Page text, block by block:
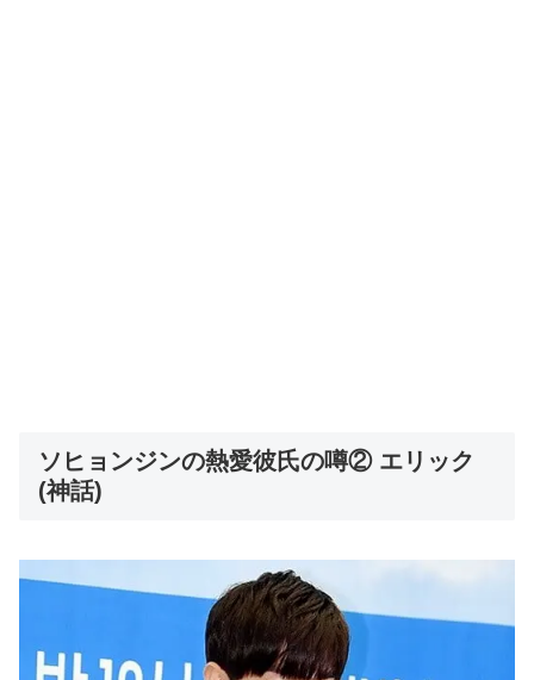
ソヒョンジンの熱愛彼氏の噂② エリック
(神話)